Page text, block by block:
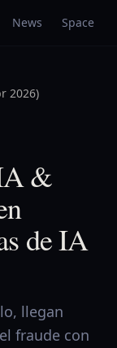
News Space
2026)
&
de IA
llegan
fraude con